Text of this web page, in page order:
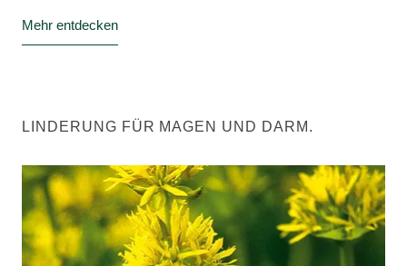
Mehr entdecken
LINDERUNG FÜR MAGEN UND DARM.